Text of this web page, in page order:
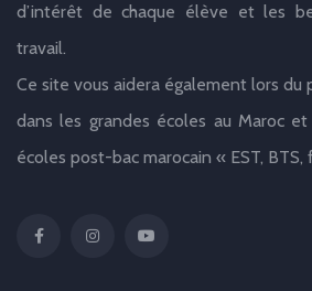
d’intérêt de chaque élève et les
travail.
Ce site vous aidera également lors du
dans les grandes écoles au Maroc
écoles post-bac marocain « EST,